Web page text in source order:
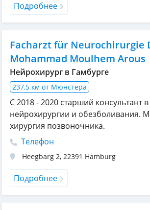
Подробнее
Facharzt für Neurochirurgie
Mohammad Moulhem Arous
Нейрохирург в Гамбурге
237,5 км от Мюнстера
С 2018 - 2020 старший консультант
нейрохирургии и обезболивания.
хирургия позвоночника.
Телефон
Heegbarg 2, 22391 Hamburg
Подробнее